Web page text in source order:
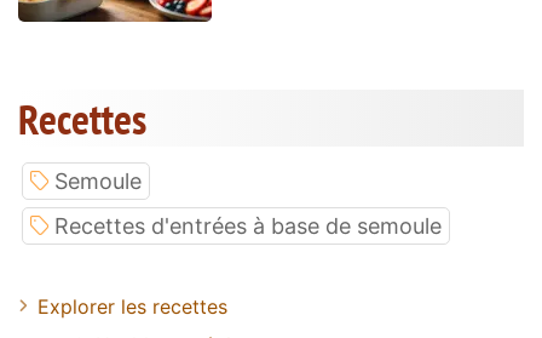
Recettes
Semoule
Recettes d'entrées à base de semoule
Explorer les recettes